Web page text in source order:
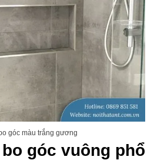
góc màu trắng gương
góc vuông phổ